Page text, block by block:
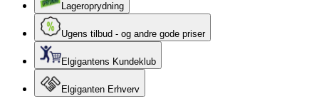
Lageroprydning
Ugens tilbud - og andre gode priser
Elgigantens Kundeklub
Elgiganten Erhverv